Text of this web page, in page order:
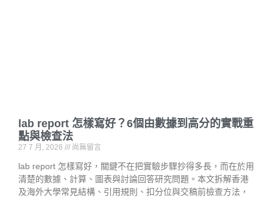
lab report 怎樣寫好？6個由數據到高分的實戰重
點與檢查法
27 7 月, 2026 尚無留言
lab report 怎樣寫好，關鍵不在把實驗步驟抄得多長，而在於用
清楚的數據、計算、圖表與討論回答研究問題。本文拆解香港
及海外大學常見結構、引用規則、扣分位與交稿前檢查方法，